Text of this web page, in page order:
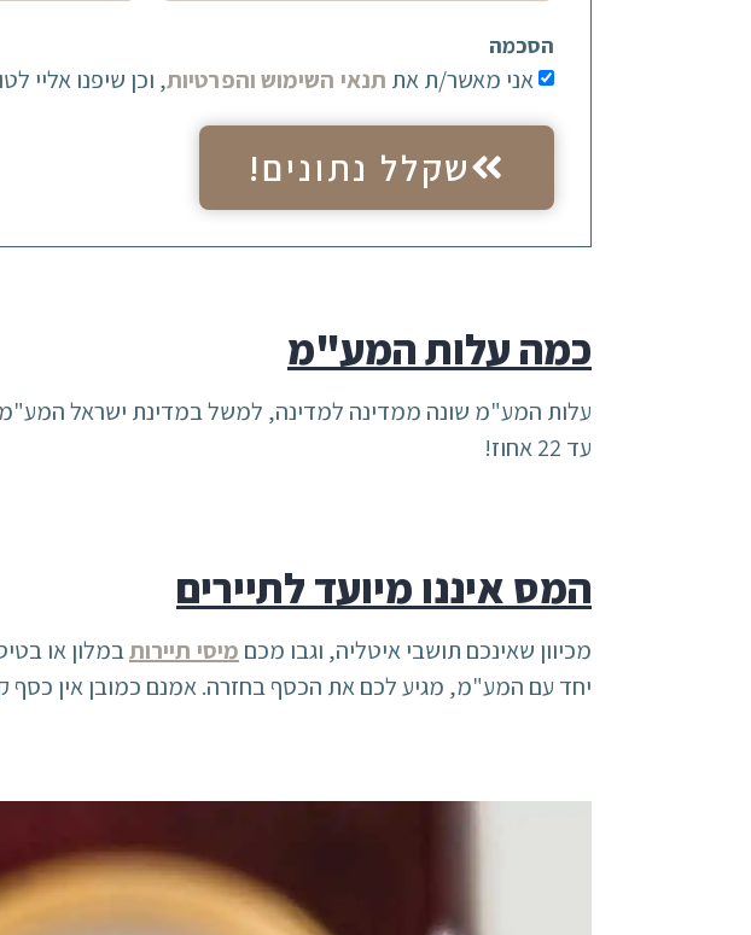
הסכמה
אני מאשר/ת את תנאי השימוש והפרטיות, וכן שיפנו אליי
שקלל נתונים!
כמה עלות המע"מ
עד 22 אחוז!
המס איננו מיועד לתיירים
מכיוון שאינכם תושבי איטליה, וגבו מכם מיסי תיירותבמלון או
יחד עם המע"מ, מגיע לכם את הכסף בחזרה. אמנם כמובן אין